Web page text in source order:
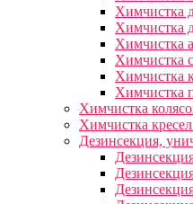
Химчистка
Химчистка
Химчистка
Химчистка
Химчистка
Химчистка
Химчистка
Химчистка
Дезинсекция,